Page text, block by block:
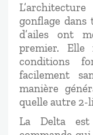
gonflage dans
d’ailes ont
premier. Elle
conditions
facilement
manière
quelle autre 2-
La Delta